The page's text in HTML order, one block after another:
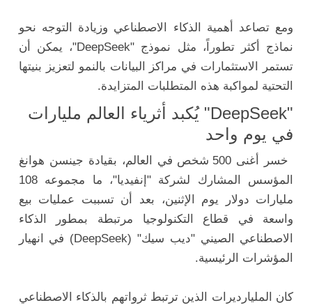
ومع تصاعد أهمية الذكاء الاصطناعي وزيادة التوجه نحو
نماذج أكثر تطوراً، مثل نموذج "DeepSeek"، يمكن أن
تستمر الاستثمارات في مراكز البيانات بالنمو لتعزيز بنيتها
التحتية لمواكبة هذه المتطلبات المتزايدة.
"DeepSeek" يُكبد أثرياء العالم مليارات
في يوم واحد
خسر أغنى 500 شخص في العالم، بقيادة جينسن هوانغ
المؤسس المشارك لشركة "إنفيديا"، ما مجموعه 108
مليارات دولار يوم الإثنين، بعد أن تسببت عمليات بيع
واسعة في قطاع التكنولوجيا مرتبطة بمطور الذكاء
الاصطناعي الصيني "ديب سيك" (DeepSeek) في انهيار
المؤشرات الرئيسية.
كان المليارديرات الذين ترتبط ثرواتهم بالذكاء الاصطناعي